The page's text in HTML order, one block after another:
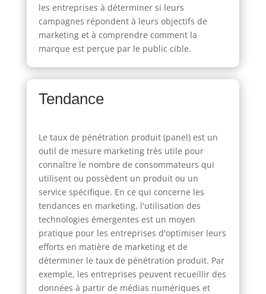
les entreprises à déterminer si leurs
campagnes répondent à leurs objectifs de
marketing et à comprendre comment la
marque est perçue par le public cible.
Tendance
Le taux de pénétration produit (panel) est un
outil de mesure marketing très utile pour
connaître le nombre de consommateurs qui
utilisent ou possèdent un produit ou un
service spécifique. En ce qui concerne les
tendances en marketing, l'utilisation des
technologies émergentes est un moyen
pratique pour les entreprises d'optimiser leurs
efforts en matière de marketing et de
déterminer le taux de pénétration produit. Par
exemple, les entreprises peuvent recueillir des
données à partir de médias numériques et